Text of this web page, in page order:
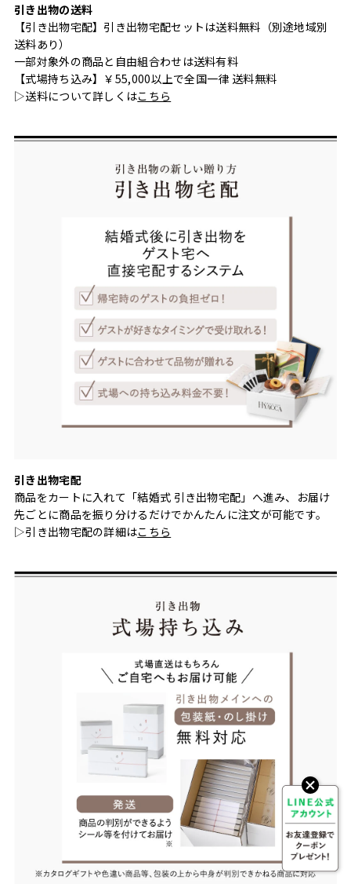
引き出物の送料
【引き出物宅配】引き出物宅配セットは送料無料（別途地域別
送料あり）
一部対象外の商品と自由組合わせは送料有料
【式場持ち込み】￥55,000以上で全国一律 送料無料
▷送料について詳しくはこちら
引き出物宅配
商品をカートに入れて「結婚式 引き出物宅配」へ進み、お届け
先ごとに商品を振り分けるだけでかんたんに注文が可能です。
▷引き出物宅配の詳細はこちら